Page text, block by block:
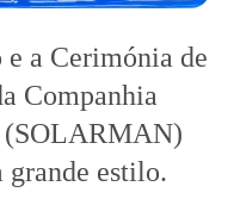
e a Cerimónia de
Companhia
(SOLARMAN)
grande estilo.